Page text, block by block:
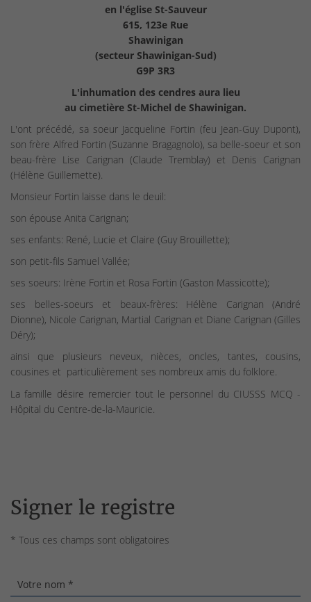
en l'église St-Sauveur
615, 123e Rue
Shawinigan
(secteur Shawinigan-Sud)
G9P 3R3
L'inhumation des cendres aura lieu
au cimetière St-Michel de Shawinigan.
L'ont précédé, sa soeur Jacqueline Fortin (feu Jean-Guy Dupont),
son frère Alfred Fortin (Suzanne Bragagnolo), sa belle-soeur et son
beau-frère Lise Carignan (Claude Tremblay) et Denis Carignan
(Hélène Guillemette).
Monsieur Fortin laisse dans le deuil:
son épouse Anita Carignan;
ses enfants: René, Lucie et Claire (Guy Brouillette);
son petit-fils Samuel Vallée;
ses soeurs: Irène Fortin et Rosa Fortin (Gaston Massicotte);
ses belles-soeurs et beaux-frères: Hélène Carignan (André
Dionne), Nicole Carignan, Martial Carignan et Diane Carignan (Gilles
Déry);
ainsi que plusieurs neveux, nièces, oncles, tantes, cousins,
cousines et particulièrement ses nombreux amis du folklore.
La famille désire remercier tout le personnel du CIUSSS MCQ -
Hôpital du Centre-de-la-Mauricie.
Signer le registre
* Tous ces champs sont obligatoires
Votre nom *